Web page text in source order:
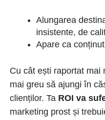
Alungarea
insistente, de
Apare ca
Cu cât ești raportat mai
mai greu să ajungi în
clienților. Ta ROI va
marketing prost și